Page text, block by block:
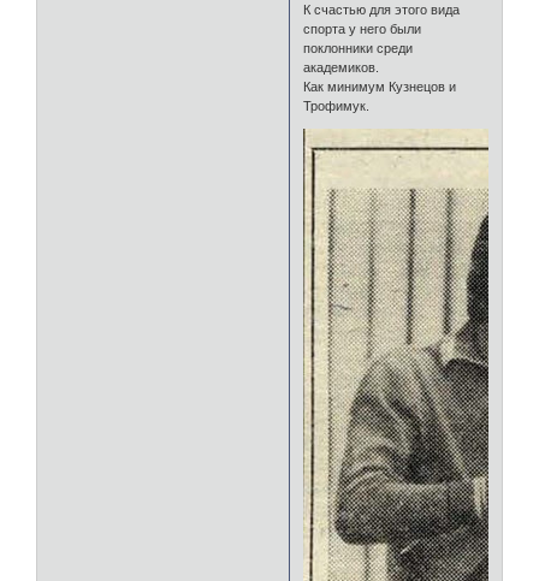
К счастью для этого вида
спорта у него были
поклонники среди
академиков.
Как минимум Кузнецов и
Трофимук.